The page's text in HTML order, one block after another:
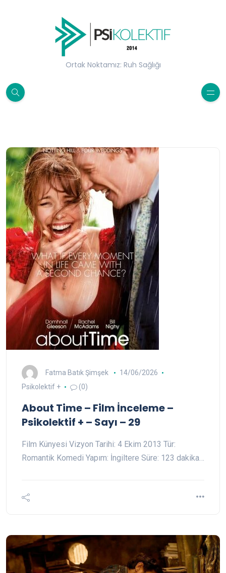
Ortak Noktamız: Ruh Sağlığı
Fatma Batık Şimşek
14/06/2026
Psikolektif +
(0)
About Time – Film İnceleme –
Psikolektif + – Sayı – 29
Film Künyesi Vizyon Tarihi: 4 Ekim 2013 Tür:
Romantik Komedi Yapım: İngiltere Süre: 123 dakika…